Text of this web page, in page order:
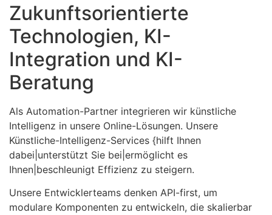
Zukunftsorientierte
Technologien, KI-
Integration und KI-
Beratung
Als Automation-Partner integrieren wir künstliche
Intelligenz in unsere Online-Lösungen. Unsere
Künstliche-Intelligenz-Services {hilft Ihnen
dabei|unterstützt Sie bei|ermöglicht es
Ihnen|beschleunigt Effizienz zu steigern.
Unsere Entwicklerteams denken API-first, um
modulare Komponenten zu entwickeln, die skalierbar